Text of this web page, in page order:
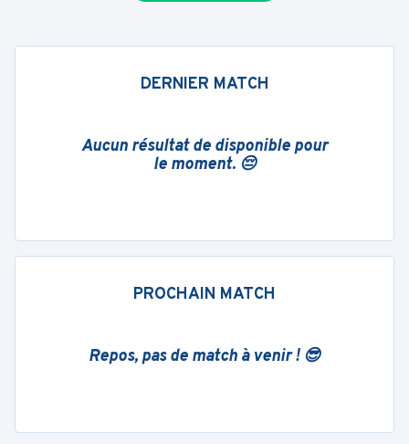
DERNIER MATCH
Aucun résultat de disponible pour
le moment. 😔
PROCHAIN MATCH
Repos, pas de match à venir ! 😎